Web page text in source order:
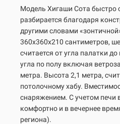
Модель Хигаши Сота быстро
разбирается благодаря
другими словами
360х360х210 сантиметров,
считается от угла палатки
угла по полу включая
метра. Высота 2,1 метра,
потолочному хабу.
снаряжением. С учетом печи
комфортно и в вечернее
региона).